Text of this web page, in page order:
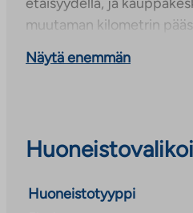
muutaman kilometrin
Näytä enemmän
Huoneistotyyppi